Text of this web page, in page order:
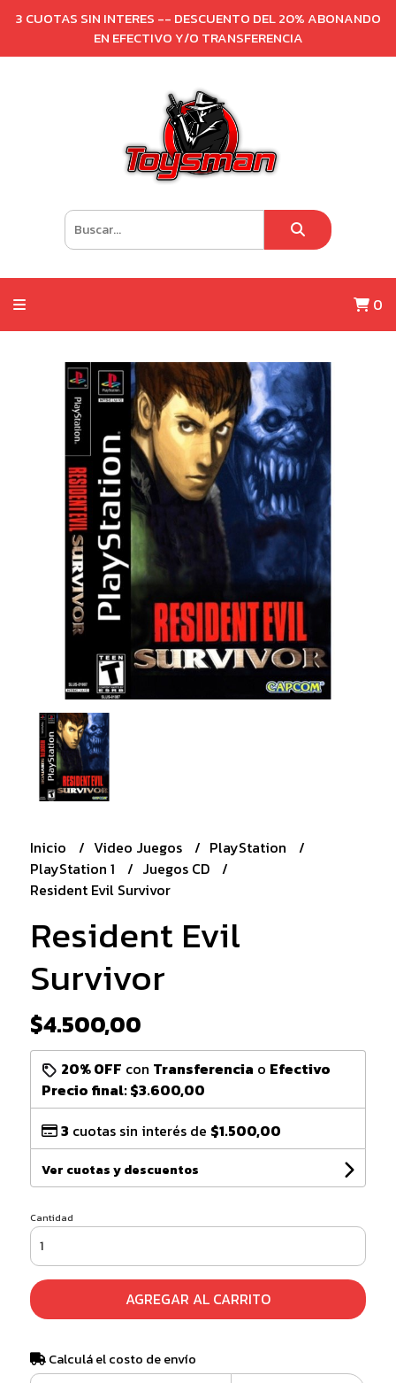
3 CUOTAS SIN INTERES -- DESCUENTO DEL 20% ABONANDO
EN EFECTIVO Y/O TRANSFERENCIA
0
Inicio Video Juegos
PlayStation
PlayStation 1
Juegos CD
Resident Evil Survivor
Resident Evil
Survivor
$4.500,00
20% OFF con Transferencia o Efectivo
Precio final:$3.600,00
3 cuotas sin interés de $1.500,00
Ver cuotas y descuentos
Cantidad
AGREGAR AL CARRITO
Calculá el costo de envío